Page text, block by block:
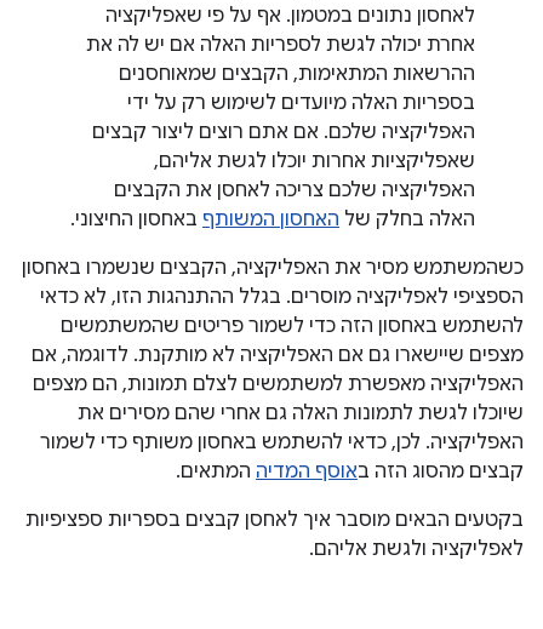
לאחסון נתונים במטמון. אף על פי שאפליקציה
אחרת יכולה לגשת לספריות האלה אם יש לה את
ההרשאות המתאימות, הקבצים שמאוחסנים
בספריות האלה מיועדים לשימוש רק על ידי
האפליקציה שלכם. אם אתם רוצים ליצור קבצים
שאפליקציות אחרות יוכלו לגשת אליהם,
האפליקציה שלכם צריכה לאחסן את הקבצים
האלה בחלק של האחסון המשותף באחסון החיצוני.
כשהמשתמש מסיר את האפליקציה, הקבצים שנשמרו באחסון
הספציפי לאפליקציה מוסרים. בגלל ההתנהגות הזו, לא כדאי
להשתמש באחסון הזה כדי לשמור פריטים שהמשתמשים
מצפים שיישארו גם אם האפליקציה לא מותקנת. לדוגמה, אם
האפליקציה מאפשרת למשתמשים לצלם תמונות, הם מצפים
שיוכלו לגשת לתמונות האלה גם אחרי שהם מסירים את
האפליקציה. לכן, כדאי להשתמש באחסון משותף כדי לשמור
קבצים מהסוג הזה באוסף המדיה המתאים.
בקטעים הבאים מוסבר איך לאחסן קבצים בספריות ספציפיות
לאפליקציה ולגשת אליהם.